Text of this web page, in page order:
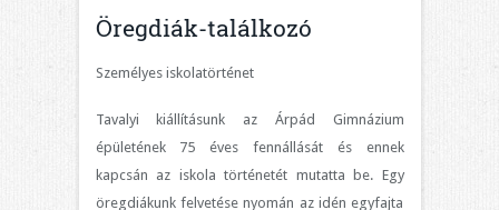
Öregdiák-találkozó
Személyes iskolatörténet
Tavalyi kiállításunk az Árpád Gimnázium
épületének 75 éves fennállását és ennek
kapcsán az iskola történetét mutatta be. Egy
öregdiákunk felvetése nyomán az idén egyfajta